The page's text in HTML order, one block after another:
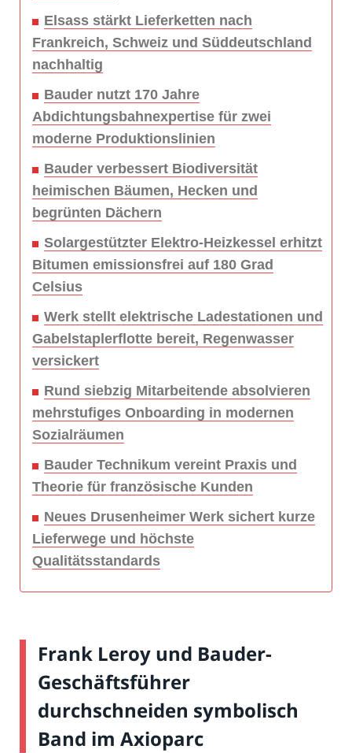
Elsass stärkt Lieferketten nach
Frankreich, Schweiz und Süddeutschland
nachhaltig
Bauder nutzt 170 Jahre
Abdichtungsbahnexpertise für zwei
moderne Produktionslinien
Bauder verbessert Biodiversität
heimischen Bäumen, Hecken und
begrünten Dächern
Solargestützter Elektro-Heizkessel erhitzt
Bitumen emissionsfrei auf 180 Grad
Celsius
Werk stellt elektrische Ladestationen und
Gabelstaplerflotte bereit, Regenwasser
versickert
Rund siebzig Mitarbeitende absolvieren
mehrstufiges Onboarding in modernen
Sozialräumen
Bauder Technikum vereint Praxis und
Theorie für französische Kunden
Neues Drusenheimer Werk sichert kurze
Lieferwege und höchste
Qualitätsstandards
Frank Leroy und Bauder-
Geschäftsführer
durchschneiden symbolisch
Band im Axioparc